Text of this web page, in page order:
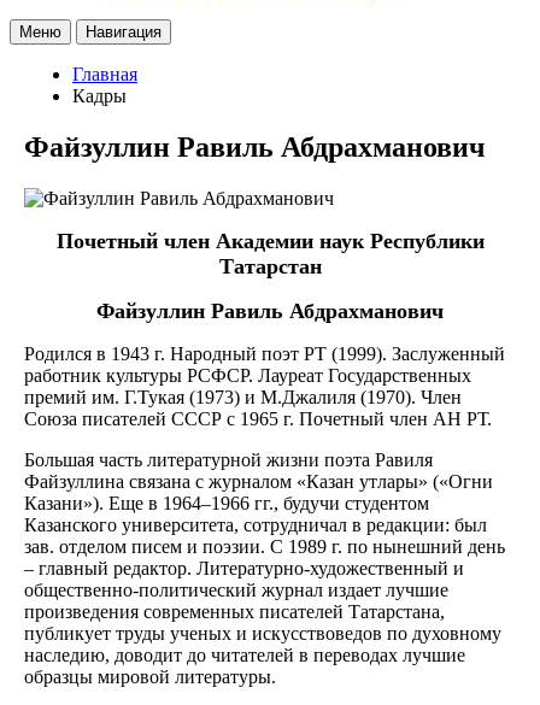
Меню Навигация
Главная
Кадры
Файзуллин Равиль Абдрахманович
Почетный член Академии наук Республики
Татарстан
Файзуллин Равиль Абдрахманович
Родился в 1943 г. Народный поэт РТ (1999). Заслуженный
работник культуры РСФСР. Лауреат Государственных
премий им. Г.Тукая (1973) и М.Джалиля (1970). Член
Союза писателей СССР с 1965 г. Почетный член АН РТ.
Большая часть литературной жизни поэта Равиля
Файзуллина связана с журналом «Казан утлары» («Огни
Казани»). Еще в 1964–1966 гг., будучи студентом
Казанского университета, сотрудничал в редакции: был
зав. отделом писем и поэзии. С 1989 г. по нынешний день
– главный редактор. Литературно-художественный и
общественно-политический журнал издает лучшие
произведения современных писателей Татарстана,
публикует труды ученых и искусствоведов по духовному
наследию, доводит до читателей в переводах лучшие
образцы мировой литературы.